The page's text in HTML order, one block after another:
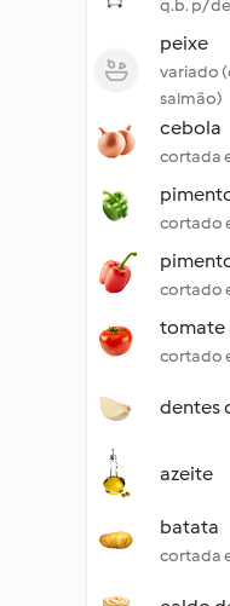
q.b. p/
peixe
variado
salmão)
cebola
cortada
cortado
cortado
tomate
cortado
dentes
azeite
batata
cortada